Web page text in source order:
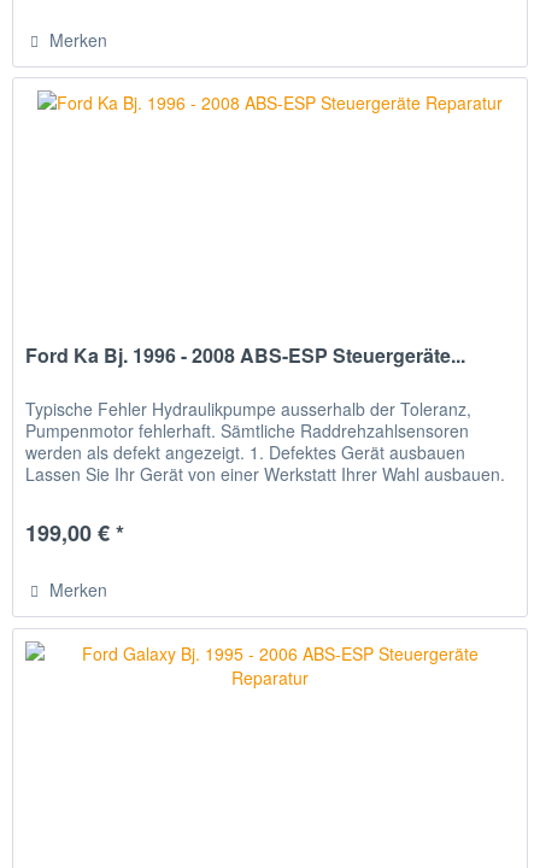
Merken
Ford Ka Bj. 1996 - 2008 ABS-ESP Steuergeräte...
Typische Fehler Hydraulikpumpe ausserhalb der Toleranz,
Pumpenmotor fehlerhaft. Sämtliche Raddrehzahlsensoren
werden als defekt angezeigt. 1. Defektes Gerät ausbauen
Lassen Sie Ihr Gerät von einer Werkstatt Ihrer Wahl ausbauen.
199,00 € *
Merken